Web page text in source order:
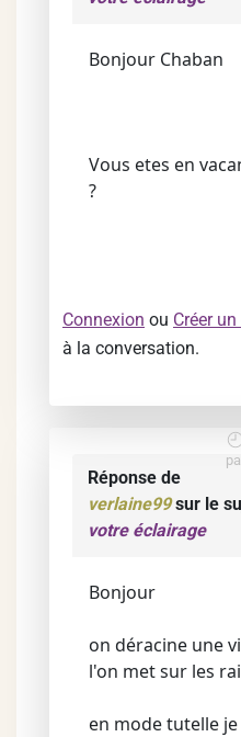
Bonjour Chaban
Vous etes en
?
Connexion ou Créer
à la conversation.
Réponse de
verlaine99sur le
votre éclairage
Bonjour
on déracine une
l'on met sur les
en mode tutelle